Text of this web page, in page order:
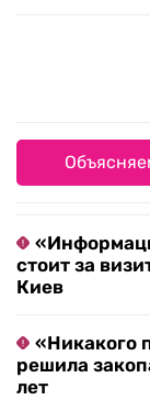
стоит за
Киев
«Никакого
решила
лет